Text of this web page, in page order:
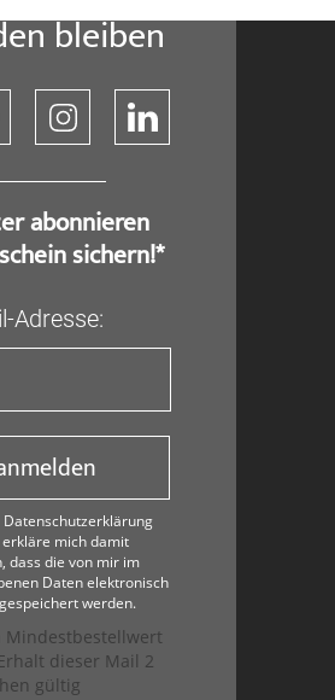
bleiben
abonnieren
sichern!*
Adresse:
Datenschutzerklärung
mich damit
dass die von mir im
Daten elektronisch
werden.
Mindestbestellwert
dieser Mail 2
gültig